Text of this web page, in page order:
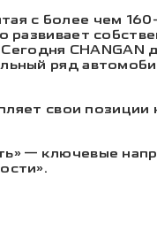
с более чем
CHANGAN
ряд
свои
— ключевые